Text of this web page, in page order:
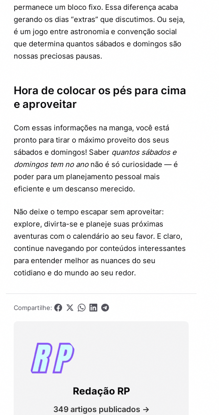
permanece um bloco fixo. Essa diferença acaba
gerando os dias “extras” que discutimos. Ou seja,
é um jogo entre astronomia e convenção social
que determina quantos sábados e domingos são
nossas preciosas pausas.
Hora de colocar os pés para cima
e aproveitar
Com essas informações na manga, você está
pronto para tirar o máximo proveito dos seus
sábados e domingos! Saber quantos sábados e
domingos tem no anonão é só curiosidade — é
poder para um planejamento pessoal mais
eficiente e um descanso merecido.
Não deixe o tempo escapar sem aproveitar:
explore, divirta-se e planeje suas próximas
aventuras com o calendário ao seu favor. E claro,
continue navegando por conteúdos interessantes
para entender melhor as nuances do seu
cotidiano e do mundo ao seu redor.
Compartilhe:
Redação RP
349 artigos publicados →